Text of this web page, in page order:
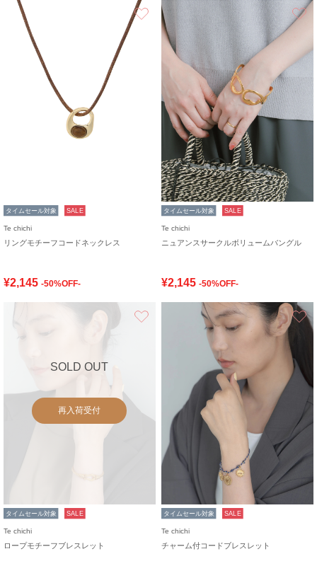
お気に入り
タイムセール対象 SALE
Te chichi
リングモチーフコードネックレス
¥2,145 -50%OFF-
タイムセール対象 SALE
Te chichi
ニュアンスサークルボリュームバングル
¥2,145 -50%OFF-
SOLD OUT
再入荷受付
タイムセール対象 SALE
Te chichi
ロープモチーフブレスレット
タイムセール対象 SALE
Te chichi
チャーム付コードブレスレット